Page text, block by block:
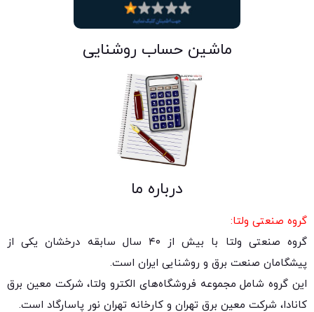
ماشین حساب روشنایی
درباره ما
گروه صنعتی ولتا:
گروه صنعتی ولتا با بیش از ۴۰ سال سابقه درخشان یکی از
پیشگامان صنعت برق و روشنایی ایران است.
این گروه شامل مجموعه فروشگاه‌های الکترو ولتا، شرکت معین برق
کانادا، شرکت معین برق تهران و کارخانه تهران نور پاسارگاد است.